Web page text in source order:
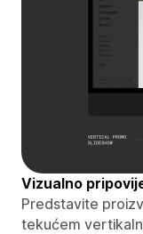
Vizualno
Predstavite
tekućem